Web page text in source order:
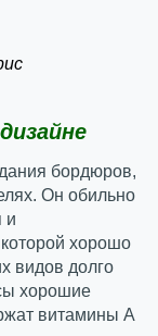
бордюров,
Он обильно
и
хорошо
видов долго
хорошие
витамины А